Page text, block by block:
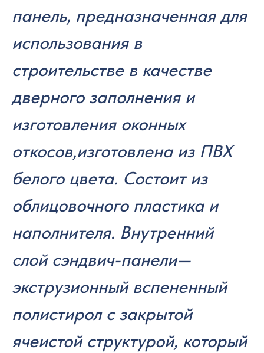
панель, предназначенная для
использования в
строительстве в качестве
дверного заполнения и
изготовления оконных
откосов,изготовлена из ПВХ
белого цвета. Состоит из
облицовочного пластика и
наполнителя. Внутренний
слой сэндвич-панели—
экструзионный вспененный
полистирол с закрытой
ячеистой структурой, который